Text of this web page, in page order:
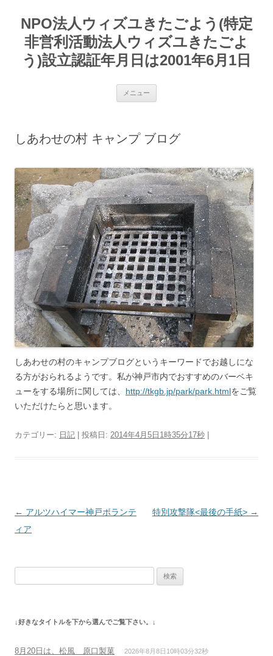
テ
ンNPO法人ウィズユきたごよう(特定
非営利活動法人ウィズユきたごよ
う)設立認証年月日は2001年6月1日
メニュー
しあわせの村 キャンプ ブログ
しあわせの村のキャンプブログというキーワードでお越しにな
る方がおられるようです。私が神戸市内でおすすめのバーベキ
ューをする場所に関しては、 http://tkgb.jp/park/park.htmlをご覧
いただけたらと思います。
カテゴリー: 日記 | 投稿日: 2014年4月5日1時35分17秒
投
稿
ン
← アルツハイマー神戸ボランテ
ィア
特別攻撃隊<最後の手紙> →
↓好きなタイトルを下から選んでご覧下さい。↓
8月20日は、松風 原口製菓 2026年8月8日10時03分32秒